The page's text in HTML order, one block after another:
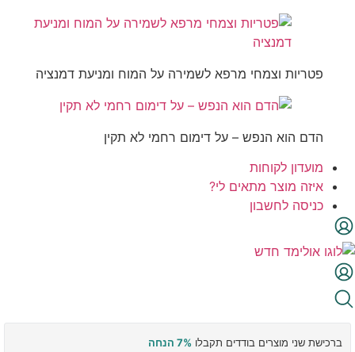
פטריות וצמחי מרפא לשמירה על המוח ומניעת דמנציה
הדם הוא הנפש – על דימום רחמי לא תקין
מועדון לקוחות
איזה מוצר מתאים לי?
כניסה לחשבון
ברכישת שני מוצרים בודדים תקבלו 7% הנחה